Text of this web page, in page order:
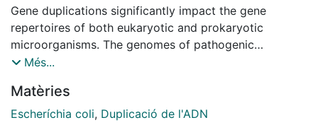
Gene duplications significantly impact the gene
repertoires of both eukaryotic and prokaryotic
microorganisms. The genomes of pathogenic
Escherichia coli strains share a group of duplicated
gene is one of the duplicates encoded in several
pathogenic E. coli strains. The function of its gene
Més...
Matèries
Escheríchia coli, Duplicació de l'ADN